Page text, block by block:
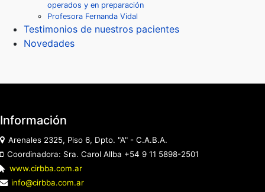
operados y en preparación
Profesora Fernanda Vidal
Testimonios de nuestros pacientes
Novedades
Información
Arenales 2325, Piso 6, Dpto. "A" - C.A.B.A.
Coordinadora: Sra. Carol Allba +54 9 11 5898-2501
www.cirbba.com.ar
info@cirbba.com.ar